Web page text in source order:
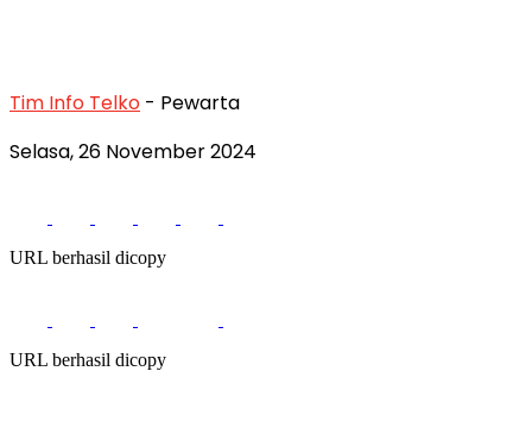
Tim Info Telko - Pewarta
Selasa, 26 November 2024
URL berhasil dicopy
URL berhasil dicopy